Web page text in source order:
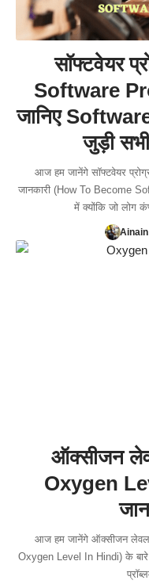
सॉफ्टवेयर
Software
जानिए
जुड़ी
आज हम जानेंगे सॉफ्टवेयर
जानकारी (How To Become
में क्योंकि जो लोग
Ainain
ऑक्सीजन
Oxygen
आज हम जानेंगे ऑक्सीजन लेवल
Oxygen Level In Hindi) के बारे